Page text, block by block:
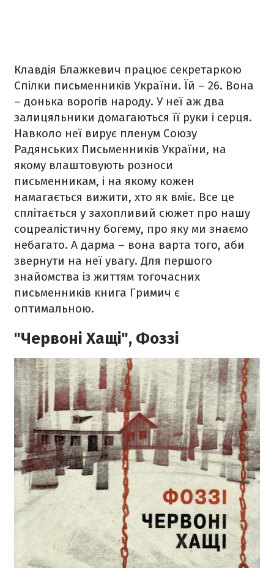
Клавдія Блажкевич працює секретаркою
Спілки письменників України. Їй – 26. Вона
– донька ворогів народу. У неї аж два
залицяльники домагаються її руки і серця.
Навколо неї вирує пленум Союзу
Радянських Письменників України, на
якому влаштовують розноси
письменникам, і на якому кожен
намагається вижити, хто як вміє. Все це
сплітається у захопливий сюжет про нашу
соцреалістичну богему, про яку ми знаємо
небагато. А дарма – вона варта того, аби
звернути на неї увагу. Для першого
знайомства із життям тогочасних
письменників книга Гримич є
оптимальною.
"Червоні Хащі", Фоззі